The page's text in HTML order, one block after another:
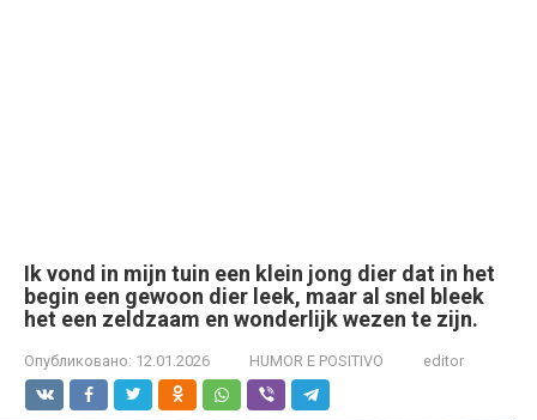
Ik vond in mijn tuin een klein jong dier dat in het
begin een gewoon dier leek, maar al snel bleek
het een zeldzaam en wonderlijk wezen te zijn.
Опубликовано: 12.01.2026 HUMOR E POSITIVO editor